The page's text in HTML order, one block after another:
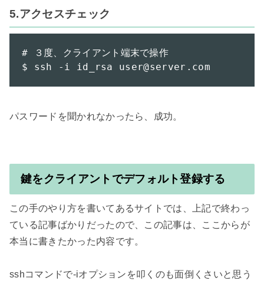
5.アクセスチェック
# ３度、クライアント端末で操作
$ ssh -i id_rsa user@server.com
パスワードを聞かれなかったら、成功。
鍵をクライアントでデフォルト登録する
この手のやり方を書いてあるサイトでは、上記で終わっ
ている記事ばかりだったので、この記事は、ここからが
本当に書きたかった内容です。
sshコマンドで-iオプションを叩くのも面倒くさいと思う